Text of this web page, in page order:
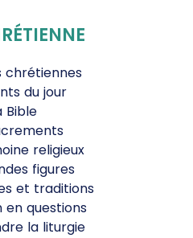
chrétiennes
du jour
Bible
religieux
figures
et traditions
en questions
la liturgie